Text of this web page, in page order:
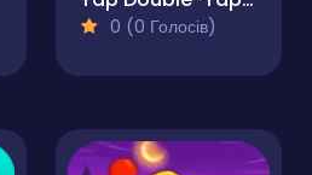
0 (0 Голосів)